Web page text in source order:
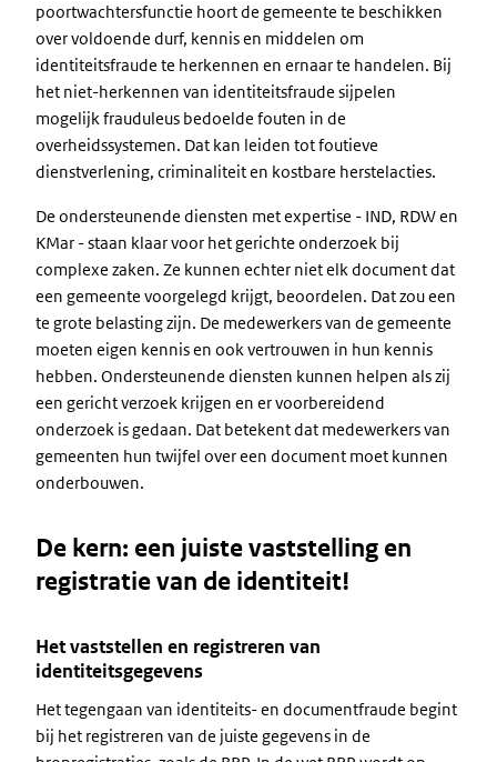
poortwachtersfunctie hoort de gemeente te beschikken
over voldoende durf, kennis en middelen om
identiteitsfraude te herkennen en ernaar te handelen. Bij
het niet-herkennen van identiteitsfraude sijpelen
mogelijk frauduleus bedoelde fouten in de
overheidssystemen. Dat kan leiden tot foutieve
dienstverlening, criminaliteit en kostbare herstelacties.
De ondersteunende diensten met expertise - IND, RDW en
KMar - staan klaar voor het gerichte onderzoek bij
complexe zaken. Ze kunnen echter niet elk document dat
een gemeente voorgelegd krijgt, beoordelen. Dat zou een
te grote belasting zijn. De medewerkers van de gemeente
moeten eigen kennis en ook vertrouwen in hun kennis
hebben. Ondersteunende diensten kunnen helpen als zij
een gericht verzoek krijgen en er voorbereidend
onderzoek is gedaan. Dat betekent dat medewerkers van
gemeenten hun twijfel over een document moet kunnen
onderbouwen.
De kern: een juiste vaststelling en
registratie van de identiteit!
Het vaststellen en registreren van
identiteitsgegevens
Het tegengaan van identiteits- en documentfraude begint
bij het registreren van de juiste gegevens in de